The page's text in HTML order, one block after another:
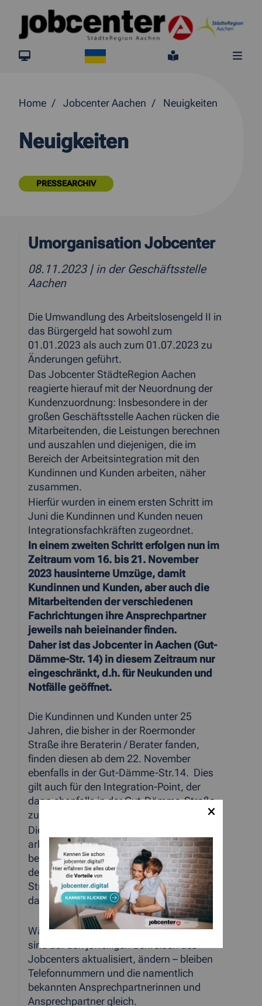
Springe direkt zum Inhalt
jobcenter.digital
Leichte
Home Jobcenter Aachen Neuigkeiten
Neuigkeiten
PRESSEARCHIV
Umorganisation Jobcenter
08.11.2023 | in der Geschäftsstelle
Aachen
Die Umwandlung des Arbeitslosengeld II in
das Bürgergeld hat sowohl zum
01.01.2023 als auch zum 01.07.2023 zu
Änderungen geführt.
Das Jobcenter StädteRegion Aachen
reagierte hierauf mit der Neuordnung der
Kundenzuordnung: Insbesondere in der
großen Geschäftsstelle Aachen rücken die
Mitarbeitenden, die Leistungen berechnen
und auszahlen und diejenigen, die im
Bereich der Arbeitsintegration mit den
Kundinnen und Kunden arbeiten, näher
zusammen.
Hierfür wurden in einem ersten Schritt im
Juni die Kundinnen und Kunden neuen
Integrationsfachkräften zugeordnet.
In einem zweiten Schritt erfolgen nun im
Zeitraum vom 16. bis 21. November
2023 hausinterne Umzüge, damit
Kundinnen und Kunden, aber auch die
Mitarbeitenden der verschiedenen
Fachrichtungen ihre Ansprechpartner
jeweils nah beieinander finden.
Daher ist das Jobcenter in Aachen (Gut-
Dämme-Str. 14) in diesem Zeitraum nur
eingeschränkt, d.h. für Neukunden und
Notfälle geöffnet.
Die Kundinnen und Kunden unter 25
Jahren, die bisher in der Roermonder
Straße ihre Beraterin / Berater fanden,
finden diesen ab dem 22. November
ebenfalls in der Gut-Dämme-Str.14. Dies
gilt auch für den Integration-Point, der
dann ebenfalls in der Gut-Dämme-Straße
zu finden ist.
Die sog. Joboffensive, die sehr
arbeitsmarktnahe Kundinnen und Kunden
betreut, ist hingegen fortan im Gebäude
der Arbeitsagentur auf der Roermonder
Str. 51 für Besucherinnen und Besucher
da.
Während sich die Teamnummern - diese
sind auf den jeweiligen Schreiben des
Jobcenters aktualisiert, ändern – bleiben
Telefonnummern und die namentlich
bekannten Ansprechpartnerinnen und
Ansprechpartner gleich.